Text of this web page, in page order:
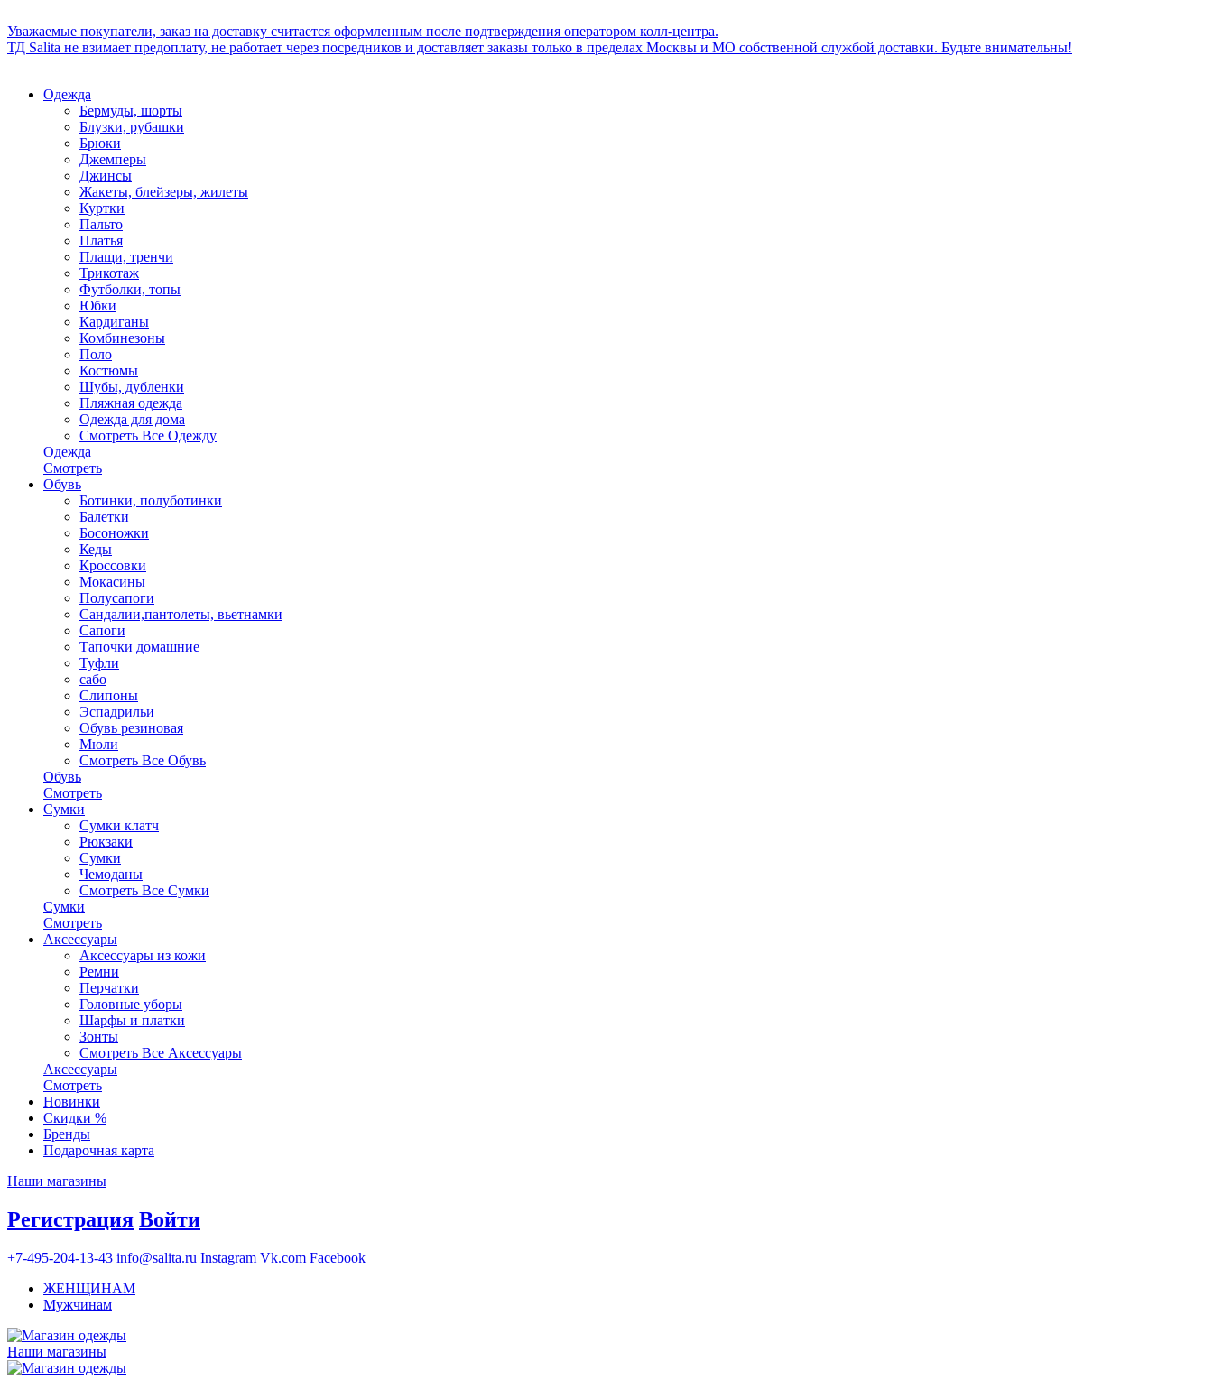
Уважаемые покупатели, заказ на доставку считается оформленным после подтверждения оператором колл-центра.
ТД Salita не взимает предоплату, не работает через посредников и доставляет заказы только в пределах Москвы и МО собственной службой доставки. Будьте внимательны!
Одежда
Бермуды, шорты
Блузки, рубашки
Брюки
Джемперы
Джинсы
Жакеты, блейзеры, жилеты
Куртки
Пальто
Платья
Плащи, тренчи
Трикотаж
Футболки, топы
Юбки
Кардиганы
Комбинезоны
Поло
Костюмы
Шубы, дубленки
Пляжная одежда
Одежда для дома
Смотреть Все Одежду
Одежда
Смотреть
Обувь
Ботинки, полуботинки
Балетки
Босоножки
Кеды
Кроссовки
Мокасины
Полусапоги
Сандалии,пантолеты, вьетнамки
Сапоги
Тапочки домашние
Туфли
сабо
Слипоны
Эспадрильи
Обувь резиновая
Мюли
Смотреть Все Обувь
Обувь
Смотреть
Сумки
Сумки клатч
Рюкзаки
Сумки
Чемоданы
Смотреть Все Сумки
Сумки
Смотреть
Аксессуары
Аксессуары из кожи
Ремни
Перчатки
Головные уборы
Шарфы и платки
Зонты
Смотреть Все Аксессуары
Аксессуары
Смотреть
Новинки
Скидки %
Бренды
Подарочная карта
Наши магазины
Регистрация Войти
+7-495-204-13-43 info@salita.ru Instagram Vk.com Facebook
ЖЕНЩИНАМ
Мужчинам
Наши магазины